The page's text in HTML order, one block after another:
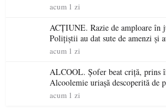
acum 1 zi
ACȚIUNE. Razie de amploare în
Polițiștii au dat sute de amenzi și
permis într-o singură zi
acum 1 zi
ALCOOL. Șofer beat criță, prins
Alcoolemie uriașă descoperită de
acum 1 zi